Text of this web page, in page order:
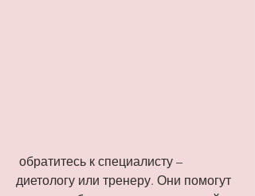
диетологу или тренеру. Они помогут